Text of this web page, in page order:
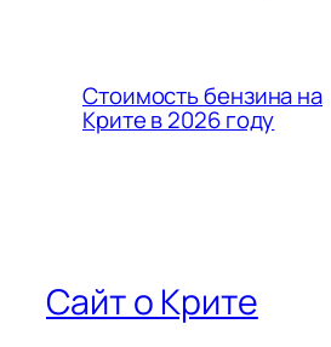
Стоимость бензина на
Крите в 2026 году
Сайт о Крите